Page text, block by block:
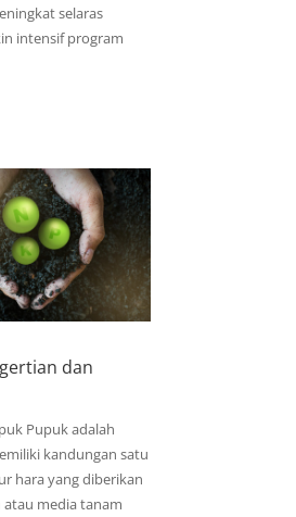
selaras
intensif program
dan
Pupuk adalah
kandungan satu
hara yang diberikan
media tanam